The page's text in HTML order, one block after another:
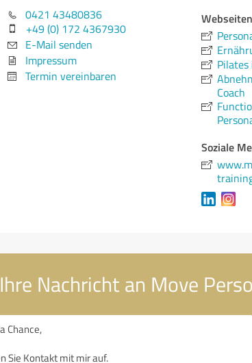
0421 43480836
+49 (0) 172 4367930
E-Mail senden
Impressum
Termin vereinbaren
Webseiten
Coach
Soziale
Ihre Nachricht an Move